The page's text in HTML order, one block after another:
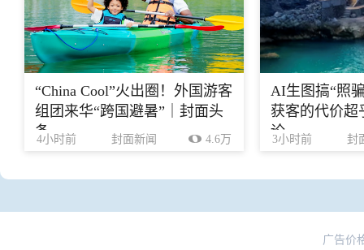
“China Cool”火出圈！外国游客
组团来华“跨国避暑”｜封面头
条
4小时前 封面新闻 4.6万
AI生图搞“照
获客的代价超
论
3小时前 封
广告价